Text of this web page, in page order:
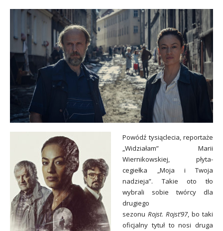
Powódź tysiąclecia, reportaże
„Widziałam” Marii
Wiernikowskiej, płyta-
cegiełka „Moja i Twoja
nadzieja”. Takie oto tło
wybrali sobie twórcy dla
drugiego
sezonuRojst.Rojst’97, bo taki
oficjalny tytuł to nosi druga